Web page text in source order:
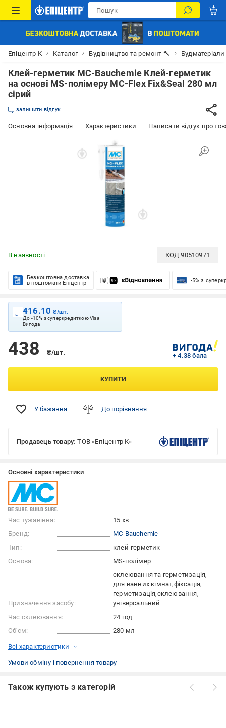
Епіцентр К Каталог Будівництво та ремонт 🔨 Будматеріали
Клей-герметик MC-Bauchemie Клей-герметик
на основі MS-полімеру MC-Flex Fix&Seal 280 мл
сірий
залишити відгук
Основна інформація Характеристики Написати відгук про
В наявності КОД90510971
Безкоштовна доставка
в поштомати Епіцентр
-5% з
416.10₴/шт.
До -10% з суперкредиткою Visa
Вигода
438 ₴/шт. + 4.38 бала
КУПИТИ
У бажання До порівняння
Продавець товару: ТОВ «Епіцентр К»
Основні характеристики
Час тужавіння:
15 хв
Бренд:
MC-Bauchemie
Тип:
клей-герметик
Основа:
MS-полімер
Призначення засобу:
склеювання та герметизація
для ванних кімнат фіксація
герметизація склеювання
універсальний
Час склеювання:
24 год
Об'єм:
280 мл
Всі характеристики
Умови обміну і повернення товару
Також купують з категорій